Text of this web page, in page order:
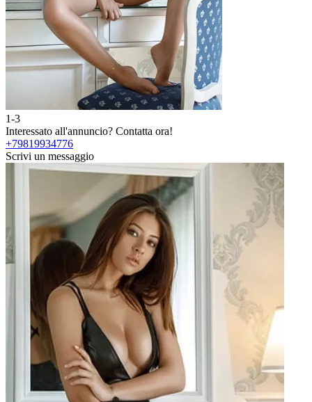
1-3
Interessato all'annuncio? Contatta ora!
+79819934776
Scrivi un messaggio